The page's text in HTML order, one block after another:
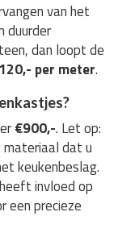
van het
duurder
dan loopt de
per meter.
€900,-. Let op:
materiaal dat u
keukenbeslag.
invloed op
een precieze